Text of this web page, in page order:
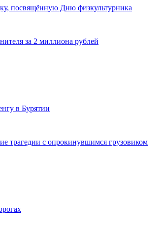
посвящённую Дню физкультурника
за 2 миллиона рублей
в Бурятии
трагедии с опрокинувшимся грузовиком